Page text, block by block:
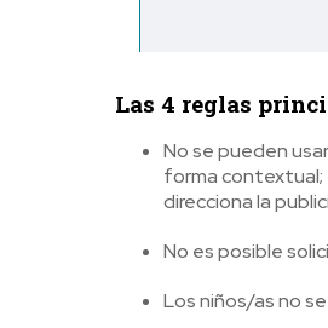
Las 4 reglas
No se pueden
forma contextual;
direcciona la
No es posible
Los niños/as no